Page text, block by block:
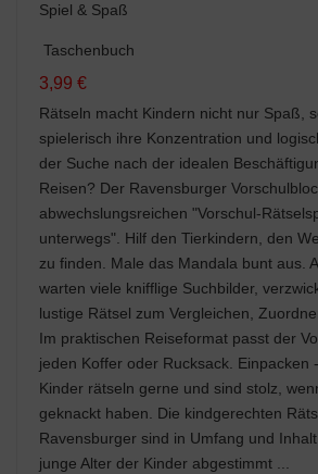
Spiel & Spaß
Taschenbuch
3,99 €
Rätseln macht Kindern nicht nur Spaß,
spielerisch ihre Konzentration und
der Suche nach der idealen
Reisen? Der Ravensburger
abwechslungsreichen "Vorschul-
unterwegs". Hilf den Tierkindern, den
zu finden. Male das Mandala bunt aus.
warten viele knifflige Suchbilder,
lustige Rätsel zum Vergleichen,
Im praktischen Reiseformat passt der
jeden Koffer oder Rucksack. Einpacken
Kinder rätseln gerne und sind stolz,
geknackt haben. Die kindgerechten
Ravensburger sind in Umfang und
junge Alter der Kinder abgestimmt ...